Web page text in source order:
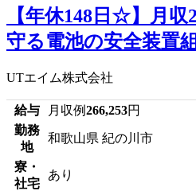
【年休148日☆】月収
守る電池の安全装置
UTエイム株式会社
給与 月収例266,253円
勤務
地
和歌山県 紀の川市
寮・
社宅
あり